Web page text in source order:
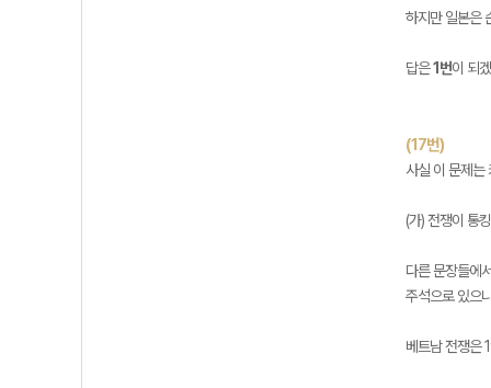
하지만 일본은
답은1번이 되
(17번)
사실 이 문제는
(가) 전쟁이 통
다른 문장들에
주석으로 있으
베트남 전쟁은